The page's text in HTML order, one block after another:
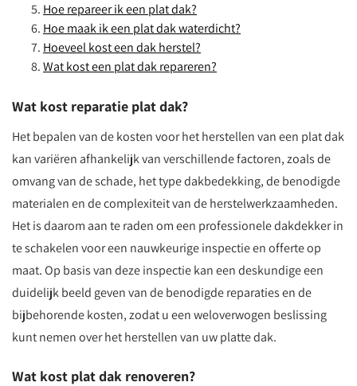
Hoe repareer ik een plat dak?
Hoe maak ik een plat dak waterdicht?
Hoeveel kost een dak herstel?
Wat kost een plat dak repareren?
Wat kost reparatie plat dak?
Het bepalen van de kosten voor het herstellen van een plat dak
kan variëren afhankelijk van verschillende factoren, zoals de
omvang van de schade, het type dakbedekking, de benodigde
materialen en de complexiteit van de herstelwerkzaamheden.
Het is daarom aan te raden om een professionele dakdekker in
te schakelen voor een nauwkeurige inspectie en offerte op
maat. Op basis van deze inspectie kan een deskundige een
duidelijk beeld geven van de benodigde reparaties en de
bijbehorende kosten, zodat u een weloverwogen beslissing
kunt nemen over het herstellen van uw platte dak.
Wat kost plat dak renoveren?